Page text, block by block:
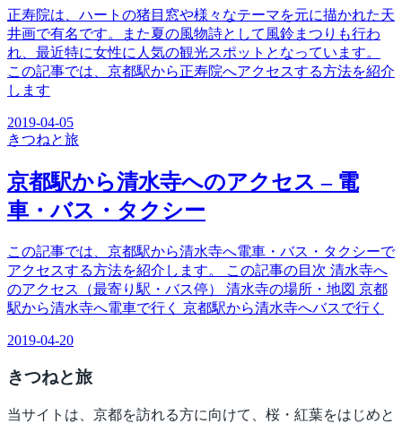
正寿院は、ハートの猪目窓や様々なテーマを元に描かれた天
井画で有名です。また夏の風物詩として風鈴まつりも行わ
れ、最近特に女性に人気の観光スポットとなっています。
この記事では、京都駅から正寿院へアクセスする方法を紹介
します
2019-04-05
きつねと旅
京都駅から清水寺へのアクセス – 電
車・バス・タクシー
この記事では、京都駅から清水寺へ電車・バス・タクシーで
アクセスする方法を紹介します。 この記事の目次 清水寺へ
のアクセス（最寄り駅・バス停） 清水寺の場所・地図 京都
駅から清水寺へ電車で行く 京都駅から清水寺へバスで行く
2019-04-20
きつねと旅
当サイトは、京都を訪れる方に向けて、桜・紅葉をはじめと